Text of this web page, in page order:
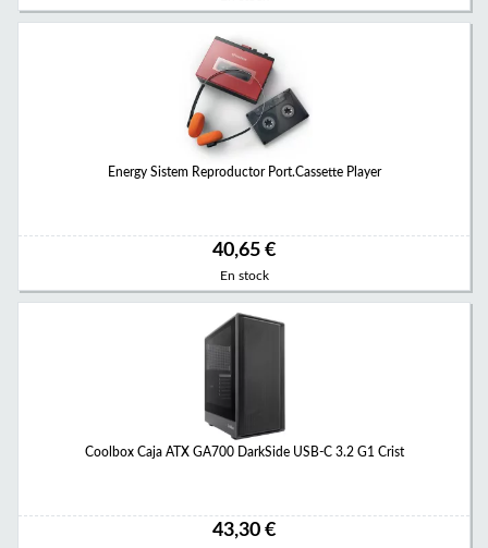
Energy Sistem Reproductor Port.Cassette Player
40,65 €
En stock
Coolbox Caja ATX GA700 DarkSide USB-C 3.2 G1 Crist
43,30 €